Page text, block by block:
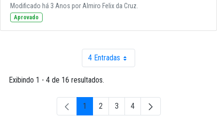
Modificado há 3 Anos por Almiro Felix da Cruz.
Aprovado
4 EntradasPor página
Exibindo 1 - 4 de 16 resultados.
Página
1 Página
2 Página
3 Página
4